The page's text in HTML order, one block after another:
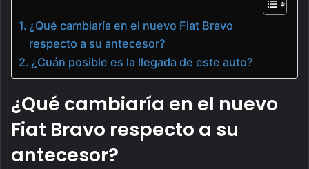
¿Qué cambiaría en el nuevo Fiat Bravo
respecto a su antecesor?
¿Cuán posible es la llegada de este auto?
¿Qué cambiaría en el nuevo
Fiat Bravo respecto a su
antecesor?